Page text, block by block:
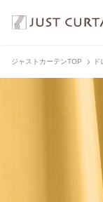
ジャストカーテンTOP ド